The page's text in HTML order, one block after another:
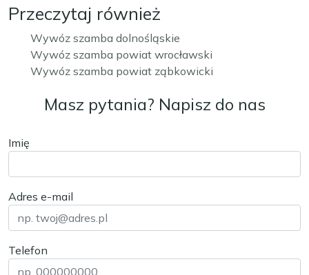
Przeczytaj również
Wywóz szamba dolnośląskie
Wywóz szamba powiat wrocławski
Wywóz szamba powiat ząbkowicki
Masz pytania? Napisz do nas
Imię
Adres e-mail
Telefon